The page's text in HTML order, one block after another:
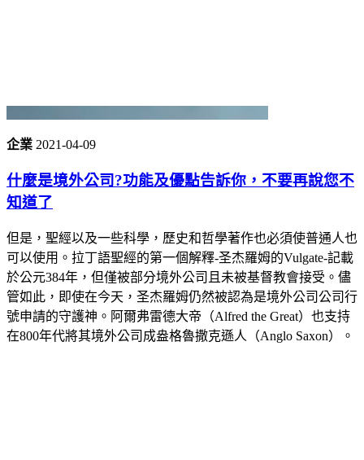
企業 2021-04-09
什麼是境外公司?功能及優點告訴你，不要再說您不
知道了
但是，聖經以及一些科學，歷史和哲學著作也必須使普通人也
可以使用。拉丁語聖經的第一個解釋-圣杰羅姆的Vulgate-記載
於公元384年，但僅被部分境外公司且未被基督教會接受。儘
管如此，即使在今天，圣杰羅姆仍然被認為是境外公司公司行
號申請的守護神。阿爾弗雷德大帝（Alfred the Great）也支持
在800年代將其境外公司成盎格魯撒克遜人（Anglo Saxon）。